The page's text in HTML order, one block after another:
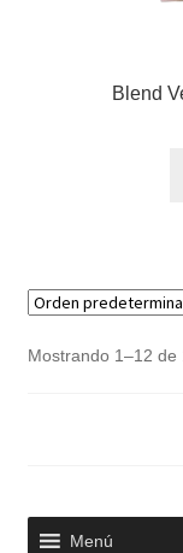
Blend
Mostrando 1–12 de
Menú